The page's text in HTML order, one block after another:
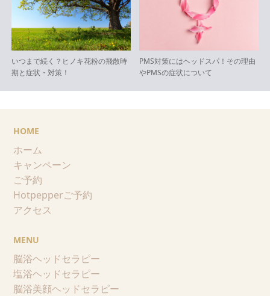
いつまで続く？ヒノキ花粉の飛散時
期と症状・対策！
PMS対策にはヘッドスパ！その理由
やPMSの症状について
HOME
ホーム
キャンペーン
ご予約
Hotpepperご予約
アクセス
MENU
脳浴ヘッドセラピー
塩浴ヘッドセラピー
脳浴美顔ヘッドセラピー